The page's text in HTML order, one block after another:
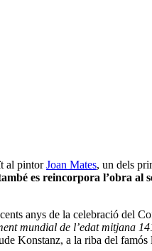
al pintorJoan Mates, un dels
es reincorpora l’obra
anys de la celebració del
mundial de l’edat mitjana
Konstanz, a la riba del famós